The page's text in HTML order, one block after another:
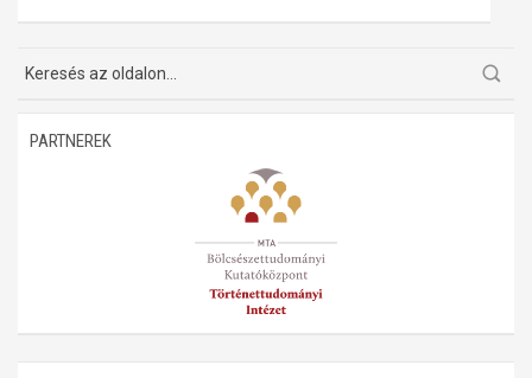
A trianoni szerződés
Műhelymunkák
PARTNEREK